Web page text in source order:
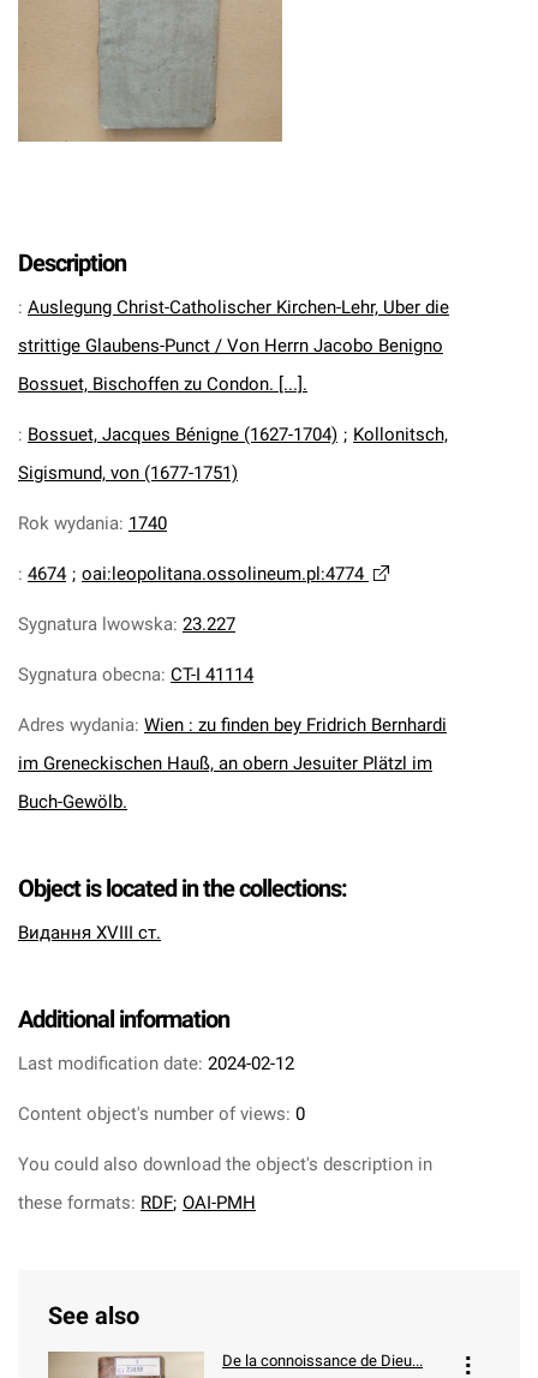
Description
: Auslegung Christ-Catholischer Kirchen-Lehr, Uber die
strittige Glaubens-Punct / Von Herrn Jacobo Benigno
Bossuet, Bischoffen zu Condon. [...].
: Bossuet, Jacques Bénigne (1627-1704) ; Kollonitsch,
Sigismund, von (1677-1751)
Rok wydania: 1740
: 4674 ; oai:leopolitana.ossolineum.pl:4774
Sygnatura lwowska: 23.227
Sygnatura obecna: CT-I 41114
Adres wydania: Wien : zu finden bey Fridrich Bernhardi
im Greneckischen Hauß, an obern Jesuiter Plätzl im
Buch-Gewölb.
Object is located in the collections:
Видання XVIII ст.
Additional information
Last modification date: 2024-02-12
Content object's number of views: 0
You could also download the object's description in
these formats: RDF; OAI-PMH
See also
De la connoissance de Dieu...